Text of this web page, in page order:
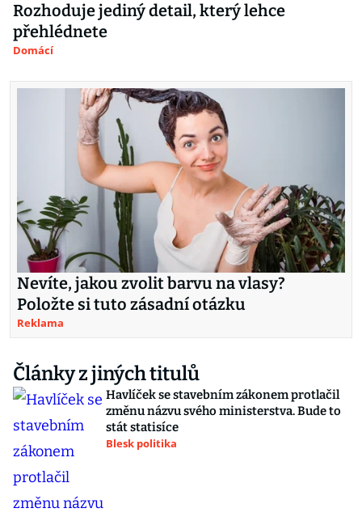
Rozhoduje jediný detail, který lehce
přehlédnete
Domácí
Nevíte, jakou zvolit barvu na vlasy?
Položte si tuto zásadní otázku
Reklama
Články z jiných titulů
Havlíček se stavebním zákonem protlačil
změnu názvu svého ministerstva. Bude to
stát statisíce
Blesk politika